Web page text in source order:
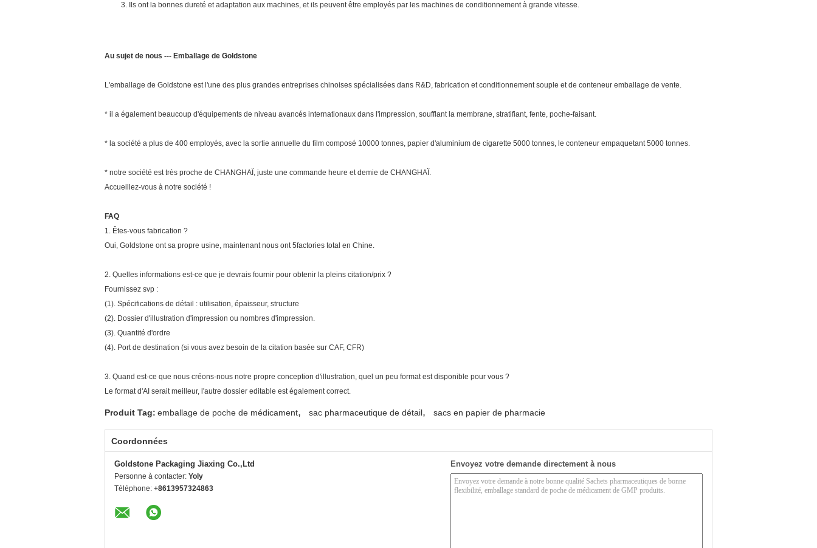
Ils ont la bonnes dureté et adaptation aux machines, et ils peuvent être employés par les machines de conditionnement à grande vitesse.
Au sujet de nous --- Emballage de Goldstone
L'emballage de Goldstone est l'une des plus grandes entreprises chinoises spécialisées dans R&D, fabrication et conditionnement souple et de conteneur emballage de vente.
* il a également beaucoup d'équipements de niveau avancés internationaux dans l'impression, soufflant la membrane, stratifiant, fente, poche-faisant.
* la société a plus de 400 employés, avec la sortie annuelle du film composé 10000 tonnes, papier d'aluminium de cigarette 5000 tonnes, le conteneur empaquetant 5000 tonnes.
* notre société est très proche de CHANGHAÏ, juste une commande heure et demie de CHANGHAÏ.
Accueillez-vous à notre société !
FAQ
1. Êtes-vous fabrication ?
Oui, Goldstone ont sa propre usine, maintenant nous ont 5factories total en Chine.
2. Quelles informations est-ce que je devrais fournir pour obtenir la pleins citation/prix ?
Fournissez svp :
(1). Spécifications de détail : utilisation, épaisseur, structure
(2). Dossier d'illustration d'impression ou nombres d'impression.
(3). Quantité d'ordre
(4). Port de destination (si vous avez besoin de la citation basée sur CAF, CFR)
3. Quand est-ce que nous créons-nous notre propre conception d'illustration, quel un peu format est disponible pour vous ?
Le format d'AI serait meilleur, l'autre dossier editable est également correct.
Produit Tag: emballage de poche de médicament, sac pharmaceutique de détail, sacs en papier de pharmacie
Coordonnées
Goldstone Packaging Jiaxing Co.,Ltd
Personne à contacter: Yoly
Téléphone: +8613957324863
Envoyez votre demande directement à nous